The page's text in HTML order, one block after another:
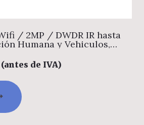
/ 2MP / DWDR IR hasta
Humana y Vehiculos,
por Sonido Anormal, WIFI 6,
Soporta Micro SD hasta
la App DMSS (Dahua)
(antes de IVA)